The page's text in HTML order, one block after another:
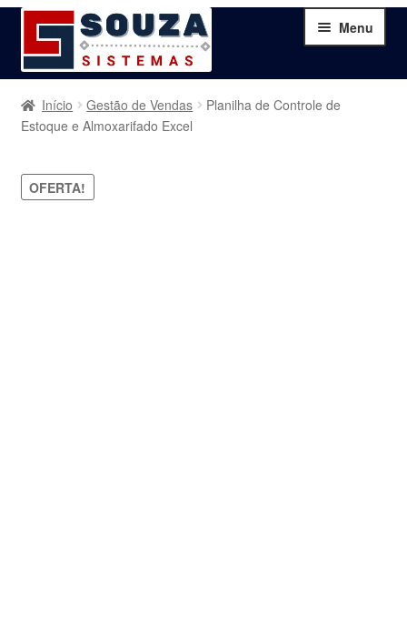
Pular
para
navegação
Pular
para
o
conteúdo
Menu
Home
Serviços
Início Gestão de Vendas
Planilha de Controle de
Estoque e Almoxarifado Excel
OFERTA!